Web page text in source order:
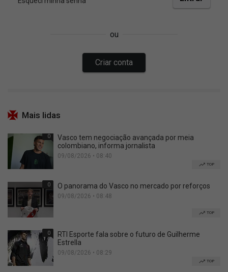
Mais lidas
0
Vasco tem negociação avançada por meia
colombiano, informa jornalista
09/08/2026 • 08:40
TOP
0 O panorama do Vasco no mercado por reforços
09/08/2026 • 08:48
TOP
0
RTI Esporte fala sobre o futuro de Guilherme
Estrella
09/08/2026 • 08:29
TOP